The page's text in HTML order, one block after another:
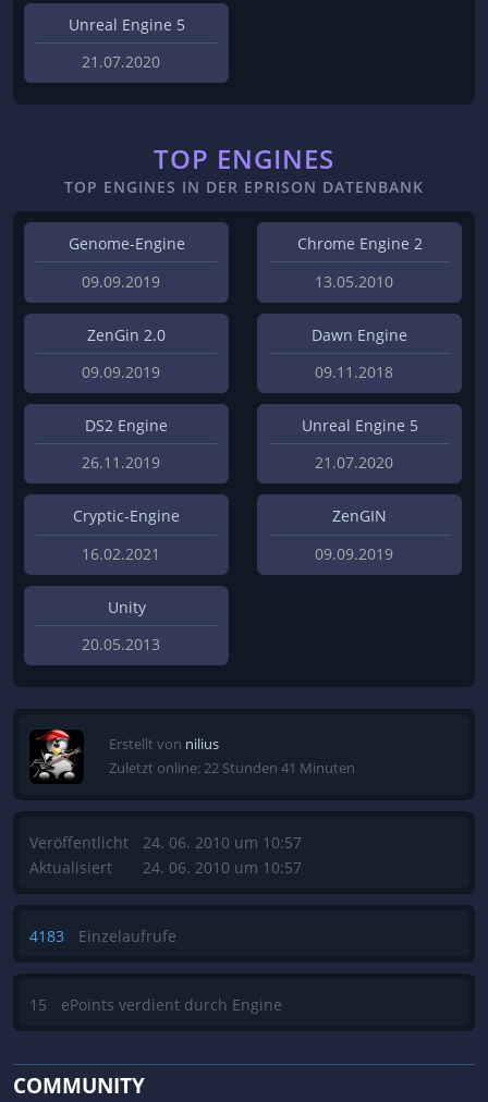
Unreal Engine 5
21.07.2020
TOP ENGINES
TOP ENGINES IN DER EPRISON DATENBANK
Genome-Engine
09.09.2019
Chrome Engine 2
13.05.2010
ZenGin 2.0
09.09.2019
Dawn Engine
09.11.2018
DS2 Engine
26.11.2019
Unreal Engine 5
21.07.2020
Cryptic-Engine
16.02.2021
ZenGIN
09.09.2019
Unity
20.05.2013
Erstellt von nilius
Zuletzt online: 22 Stunden 41 Minuten
Veröffentlicht
Aktualisiert
24. 06. 2010 um 10:57
24. 06. 2010 um 10:57
4183 Einzelaufrufe
15 ePoints verdient durch Engine
COMMUNITY